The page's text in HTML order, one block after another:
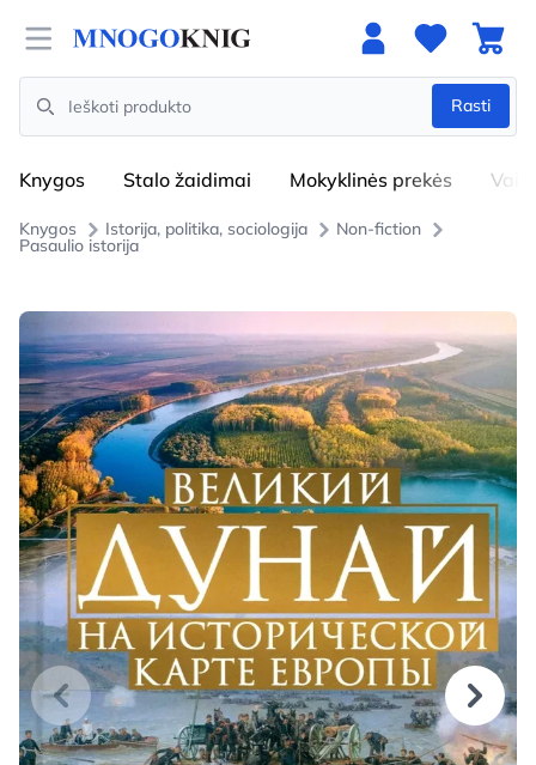
Open menu
Search
Rasti
Knygos Stalo žaidimai Mokyklinės prekės
Knygos Istorija, politika, sociologija Non-fiction
Pasaulio istorija